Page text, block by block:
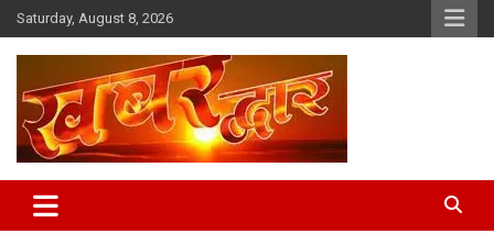
Skip
to
content
Saturday, August 8, 2026
Khabar Dwar